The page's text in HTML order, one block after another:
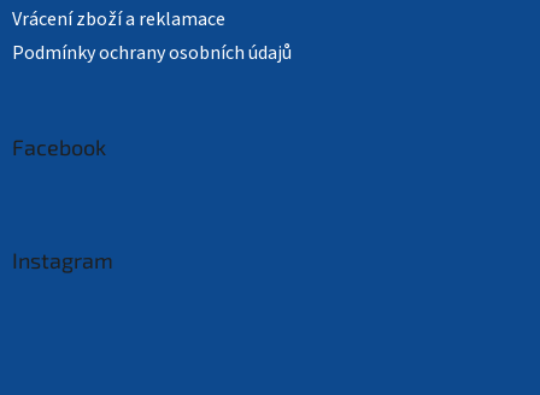
Vrácení zboží a reklamace
Podmínky ochrany osobních údajů
Facebook
Instagram